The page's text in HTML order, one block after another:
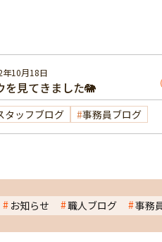
年10月18日
を見てきました🐘
タッフブログ 事務員ブログ
お知らせ 職人ブログ 事務